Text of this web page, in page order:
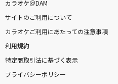
カラオケ＠DAM
サイトのご利用について
カラオケご利用にあたっての注意事項
利用規約
特定商取引法に基づく表示
プライバシーポリシー